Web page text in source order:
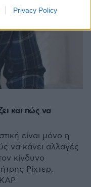
Privacy Policy
και πώς να
είναι μόνο η
να κάνει αλλαγές
κίνδυνο
Ρίχτερ,